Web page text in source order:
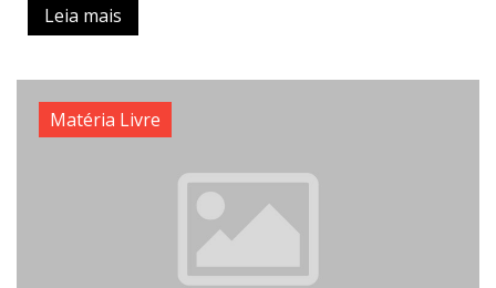
Leia mais
Matéria Livre